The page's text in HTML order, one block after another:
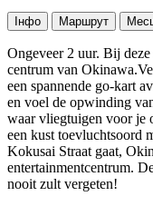
Інфо Маршрут
Ongeveer 2 uur. Bij
centrum van
een spannende go-kart
en voel de opwinding
waar vliegtuigen voor je
een kust toevluchtsoord
Kokusai Straat gaat,
entertainmentcentrum.
nooit zult vergeten!